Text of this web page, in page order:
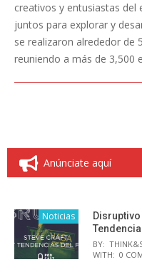
creativos y entusiastas
juntos para explorar y
se realizaron alrededor de
reuniendo a más de 3,500
Anúnciate aquí
Noticias
Disruptivo
BY:
WITH: 0